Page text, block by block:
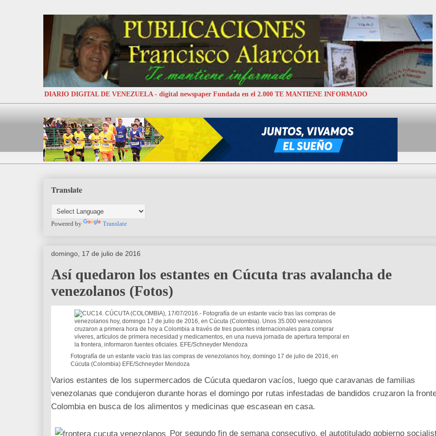
DIARIO DIGITAL DE VENEZUELA - digital newspaper Fundada en el 2.000 TE MANTIENE INFORMADO
Translate
Powered by Translate
domingo, 17 de julio de 2016
Así quedaron los estantes en Cúcuta tras avalancha de
venezolanos (Fotos)
Fotografía de un estante vacío tras las compras de venezolanos hoy, domingo 17 de julio de 2016, en
Cúcuta (Colombia) EFE/Schneyder Mendoza
Varios estantes de los supermercados de Cúcuta quedaron vacíos, luego que caravanas de familias
venezolanas que condujeron durante horas el domingo por rutas infestadas de bandidos cruzaron la
Colombia en busca de los alimentos y medicinas que escasean en casa.
Por segundo fin de semana consecutivo, el autotitulado gobierno